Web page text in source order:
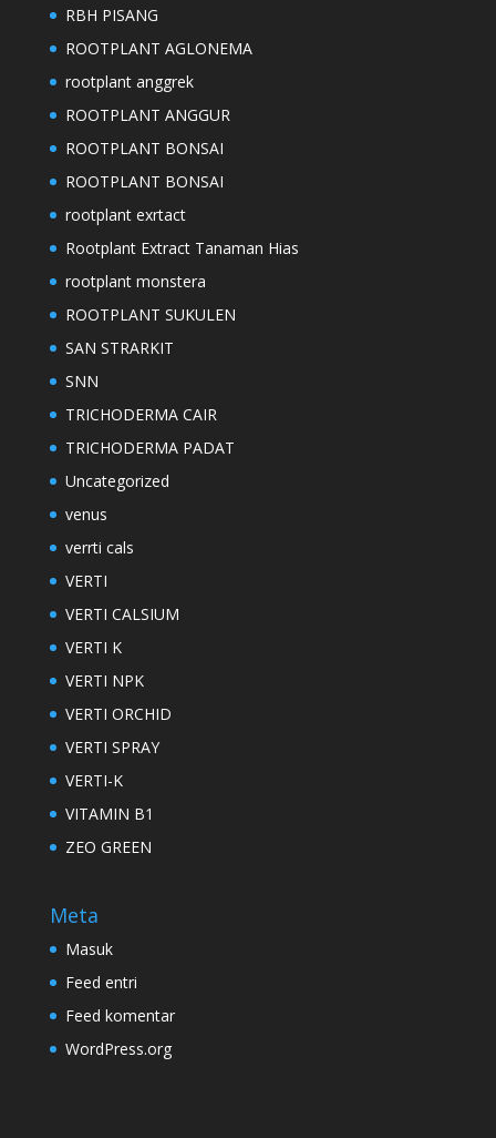
RBH PISANG
ROOTPLANT AGLONEMA
rootplant anggrek
ROOTPLANT ANGGUR
ROOTPLANT BONSAI
ROOTPLANT BONSAI
rootplant exrtact
Rootplant Extract Tanaman Hias
rootplant monstera
ROOTPLANT SUKULEN
SAN STRARKIT
SNN
TRICHODERMA CAIR
TRICHODERMA PADAT
Uncategorized
venus
verrti cals
VERTI
VERTI CALSIUM
VERTI K
VERTI NPK
VERTI ORCHID
VERTI SPRAY
VERTI-K
VITAMIN B1
ZEO GREEN
Meta
Masuk
Feed entri
Feed komentar
WordPress.org